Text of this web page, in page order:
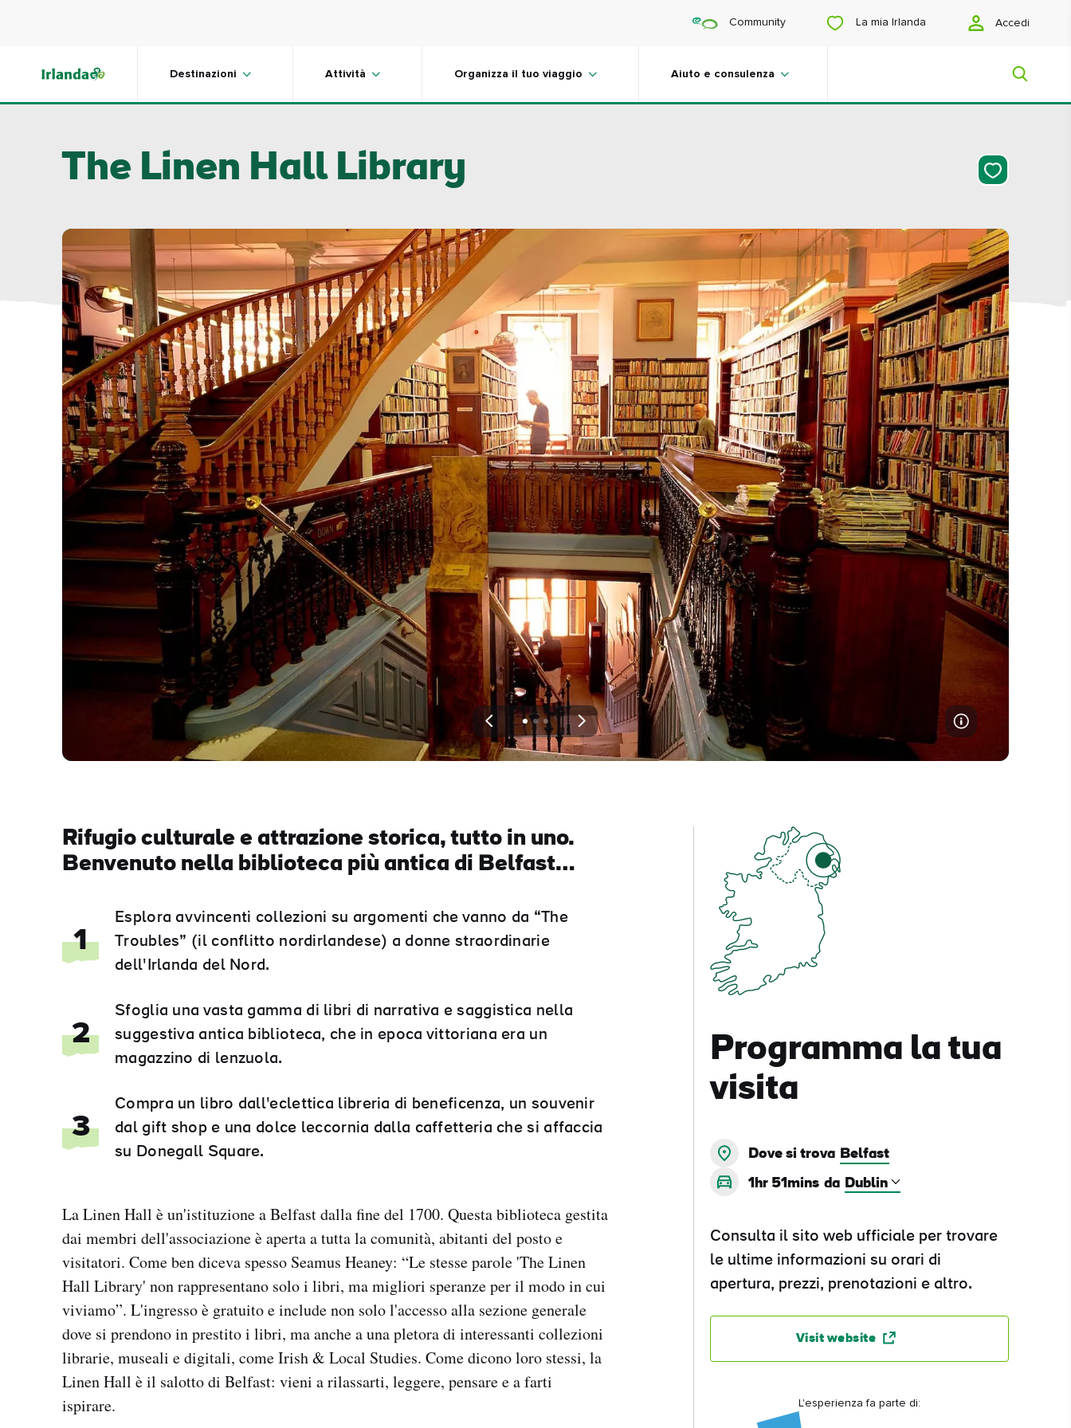
Community La mia Irlanda Accedi
Destinazioni Attività Organizza il tuo viaggio Aiuto e consulenza
organizzando un viaggio? O desideri
semplicemente vedere qualcosa di
bello? Ti mostreremo un'Irlanda su
misura per te.
#paesaggi
#CulturaEPatrimonio
#AttivitàAll'Aperto
#LuoghiStorici
The Linen Hall Library
View
slide
1
View
slide
2
View
slide
3
Rifugio culturale e attrazione storica, tutto in uno.
Benvenuto nella biblioteca più antica di Belfast…
1
Esplora avvincenti collezioni su argomenti che vanno da “The
Troubles” (il conflitto nordirlandese) a donne straordinarie
dell'Irlanda del Nord.
2
Sfoglia una vasta gamma di libri di narrativa e saggistica nella
suggestiva antica biblioteca, che in epoca vittoriana era un
magazzino di lenzuola.
3
Compra un libro dall'eclettica libreria di beneficenza, un souvenir
dal gift shop e una dolce leccornia dalla caffetteria che si affaccia
su Donegall Square.
La Linen Hall è un'istituzione a Belfast dalla fine del 1700. Questa biblioteca gestita
dai membri dell'associazione è aperta a tutta la comunità, abitanti del posto e
visitatori. Come ben diceva spesso Seamus Heaney: “Le stesse parole 'The Linen
Hall Library' non rappresentano solo i libri, ma migliori speranze per il modo in cui
viviamo”. L'ingresso è gratuito e include non solo l'accesso alla sezione generale
dove si prendono in prestito i libri, ma anche a una pletora di interessanti collezioni
librarie, museali e digitali, come Irish & Local Studies. Come dicono loro stessi, la
Linen Hall è il salotto di Belfast: vieni a rilassarti, leggere, pensare e a farti
ispirare.
Programma la tua
visita
Dove si trova Belfast
1hr 51mins da
Consulta il sito web ufficiale per trovare
le ultime informazioni su orari di
apertura, prezzi, prenotazioni e altro.
Visit website
L'esperienza fa parte di: